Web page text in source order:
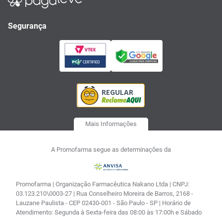
Segurança
Mais Informações
A Promofarma segue as determinações da
Promofarma | Organização Farmacêutica Nakano Ltda | CNPJ:
03.123.210\0003-27 | Rua Conselheiro Moreira de Barros, 2168 -
Lauzane Paulista - CEP 02430-001 - São Paulo - SP | Horário de
Atendimento: Segunda à Sexta-feira das 08:00 às 17:00h e Sábado